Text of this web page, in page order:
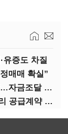
증도 차질
매매 확실”
AP헬스케어, 투자자 설득 없는 유증…자금조달 ‘빨간불’
캐리, UAE 현지기업과 1조3천억 구리 공급계약 체결